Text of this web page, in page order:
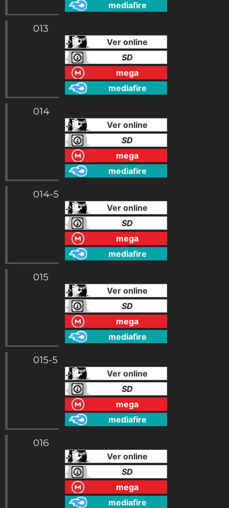
mediafire
013
Ver online
SD
mega
mediafire
014
Ver online
SD
mega
mediafire
014-5
Ver online
SD
mega
mediafire
015
Ver online
SD
mega
mediafire
015-5
Ver online
SD
mega
mediafire
016
Ver online
SD
mega
mediafire